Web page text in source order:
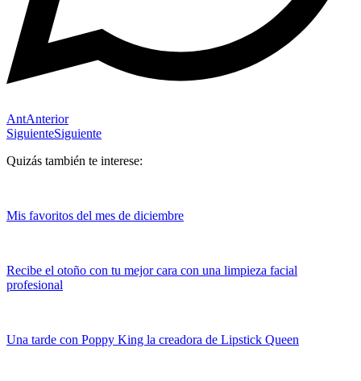
AntAnterior
SiguienteSiguiente
Quizás también te interese:
Mis favoritos del mes de diciembre
Recibe el otoño con tu mejor cara con una limpieza facial
profesional
Una tarde con Poppy King la creadora de Lipstick Queen